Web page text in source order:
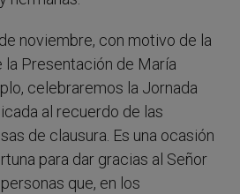
noviembre, con motivo de la
Presentación de María
celebraremos la Jornada
al recuerdo de las
de clausura. Es una ocasión
para dar gracias al Señor
que, en los